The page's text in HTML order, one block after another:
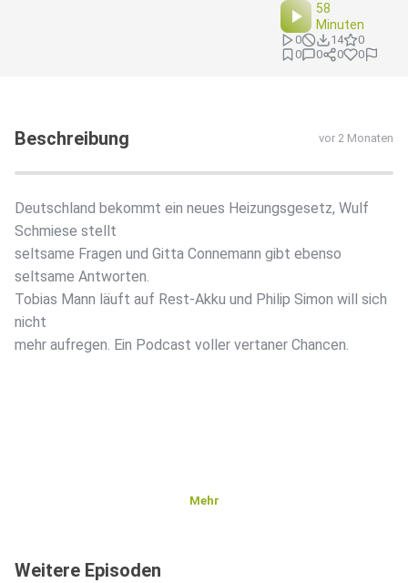
58
Minuten
0 14
0
0
0 0 0
Beschreibung vor 2 Monaten
Deutschland bekommt ein neues Heizungsgesetz, Wulf
Schmiese stellt
seltsame Fragen und Gitta Connemann gibt ebenso
seltsame Antworten.
Tobias Mann läuft auf Rest-Akku und Philip Simon will sich
nicht
mehr aufregen. Ein Podcast voller vertaner Chancen.
Mehr
Weitere Episoden